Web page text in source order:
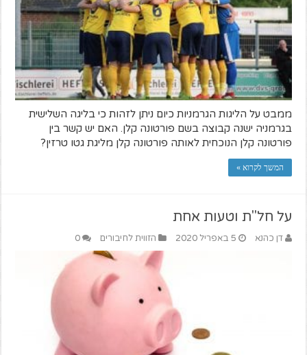
ממבט על הליגות הגרמניות כיום ניתן לזהות כי בליגה השלישית
בגרמניה ישנה קבוצה בשם פורטונה קלן. האם יש קשר בין
פורטונה קלן הנוכחית לאותה פורטונה קלן מליגת גטו טרזין?
המשך לקרוא »
על חל"ת וטעות אחת
דן כהנא 5 באפריל 2020 הזווית לחיבורים 0